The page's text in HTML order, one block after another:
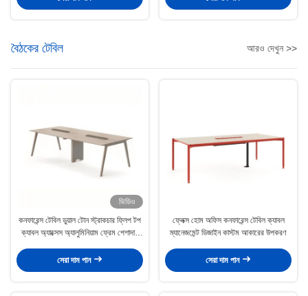
বৈঠকের টেবিল আরও দেখুন >>
ভিডিও
কনফারেন্স টেবিল ডুয়াল টোন স্ট্রাকচার ফ্লিপ টপ
ক্যাবল অ্যাক্সেস অ্যালুমিনিয়াম ফ্রেম পেশাদার
সেরা দাম পান
ফ্লেক্স হোম অফিস কনফারেন্স টেবিল ক্যাবল
ম্যানেজমেন্ট ডিজাইন কাস্টম আকারের উপকরণ
সেরা দাম পান